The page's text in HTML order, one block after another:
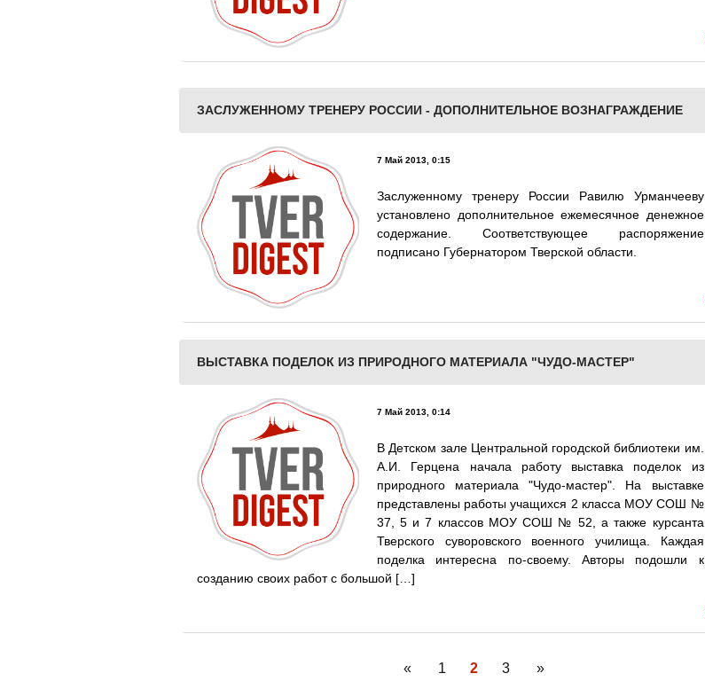
ЗАСЛУЖЕННОМУ ТРЕНЕРУ РОССИИ - ДОПОЛНИТЕЛЬНОЕ ВОЗНАГРАЖДЕНИЕ
7 Май 2013, 0:15
Заслуженному тренеру России Равилю Урманчееву
установлено дополнительное ежемесячное денежное
содержание. Соответствующее распоряжение
подписано Губернатором Тверской области.
ВЫСТАВКА ПОДЕЛОК ИЗ ПРИРОДНОГО МАТЕРИАЛА "ЧУДО-МАСТЕР"
7 Май 2013, 0:14
В Детском зале Центральной городской библиотеки им.
А.И. Герцена начала работу выставка поделок из
природного материала "Чудо-мастер". На выставке
представлены работы учащихся 2 класса МОУ СОШ №
37, 5 и 7 классов МОУ СОШ № 52, а также курсанта
Тверского суворовского военного училища. Каждая
поделка интересна по-своему. Авторы подошли к
созданию своих работ с большой […]
« 1 2 3 »